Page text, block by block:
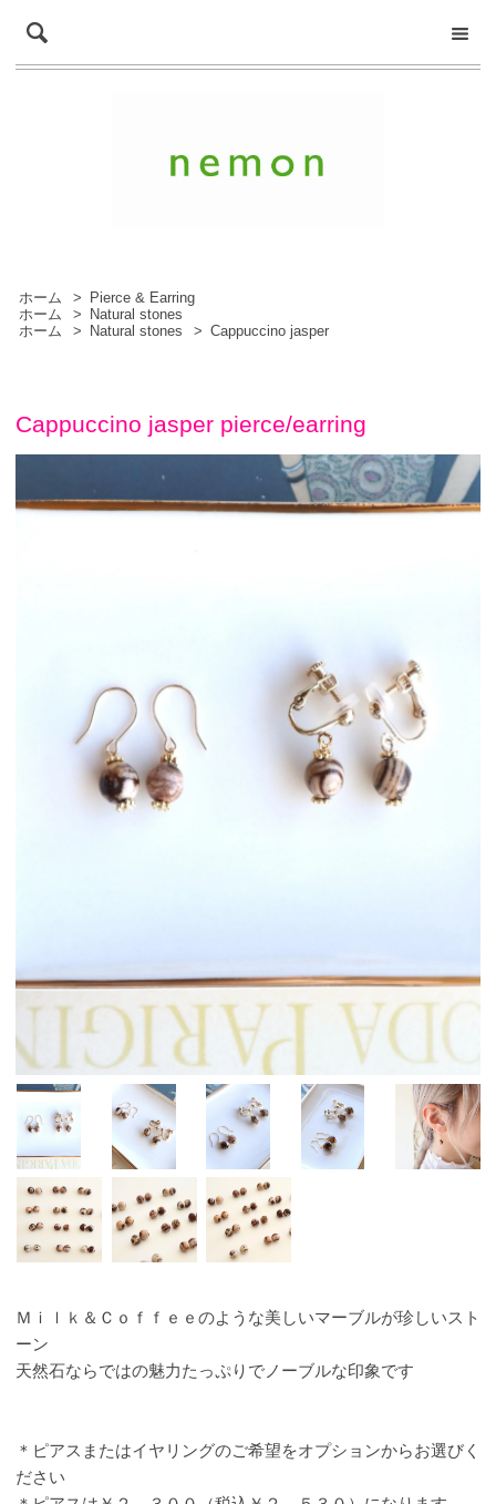
ホーム >
Pierce & Earring
ホーム
>
Natural stones
ホーム
> Natural stones > Cappuccino jasper
Cappuccino jasper pierce/earring
Ｍｉｌｋ＆Ｃｏｆｆｅｅのような美しいマーブルが珍しいスト
ーン
天然石ならではの魅力たっぷりでノーブルな印象です
＊ピアスまたはイヤリングのご希望をオプションからお選びく
ださい